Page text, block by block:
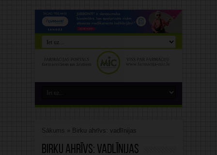
Sākums » Birku ahrīvs: vadlīnijas
Birku ahrīvs: vadlīnijas